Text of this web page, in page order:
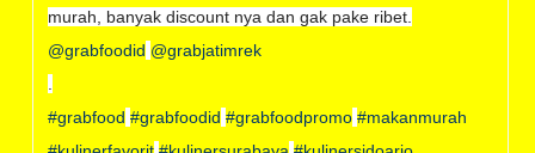
murah, banyak discount nya dan gak pake ribet.
@grabfoodid @grabjatimrek
#grabfood #grabfoodid #grabfoodpromo #makanmurah